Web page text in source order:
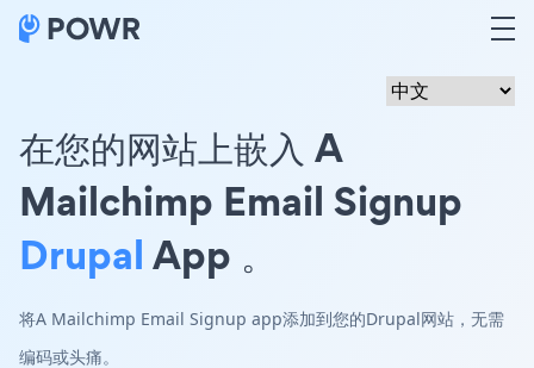
在您的网站上嵌入 A
Mailchimp Email Signup
DrupalApp 。
将A Mailchimp Email Signup app添加到您的Drupal网站，无需
编码或头痛。